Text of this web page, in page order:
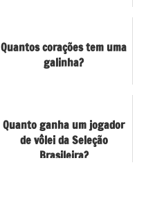
Quantos corações tem uma
galinha?
Quanto ganha um jogador
de vôlei da Seleção
Brasileira?